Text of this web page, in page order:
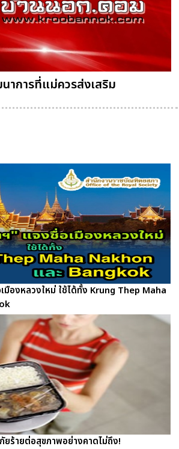
าการที่แม่ควรส่งเสริม
องหลวงใหม่ ใช้ได้ทั้ง Krung Thep Maha
ร้ายต่อสุขภาพอย่างคาดไม่ถึง!